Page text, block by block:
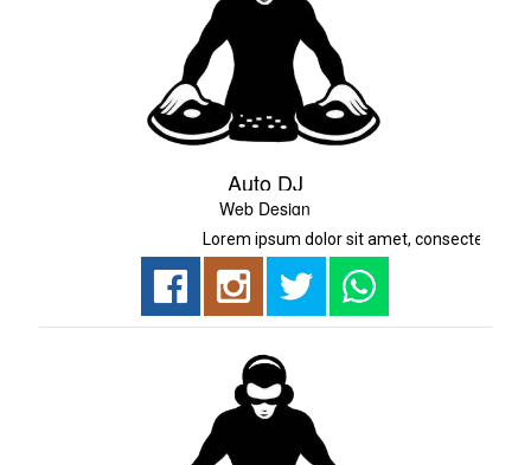
Auto DJ
Web Design
Lorem ipsum dolor sit amet, consectetur